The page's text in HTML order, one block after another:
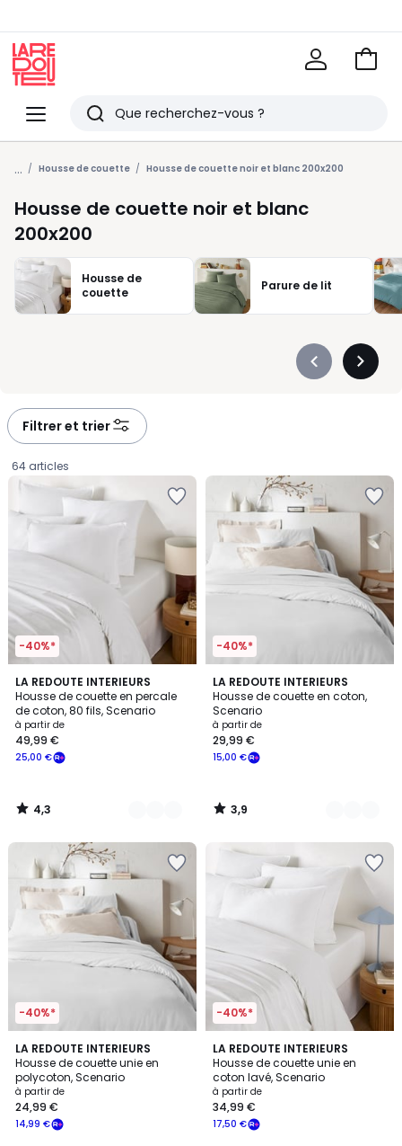
Menu
Redoute
Rechercher
Derniers
articles
vus
Voir
... Housse de couette Housse de couette noir et blanc 200x200
Housse de couette noir et blanc
200x200
Housse de
couette
Parure de lit
Précédent
Filtrer et trier
64 articles
-40%*
LA REDOUTE INTERIEURS
Housse de couette en percale
de coton, 80 fils, Scenario
Prix
à
partir
49,99
€
notre
programme
pour
payer
la
€.
à partir de
25,00 €
49,99 €
4,3
/ 5
19
Couleurs
4,3
/
-40%*
LA REDOUTE INTERIEURS
Housse de couette en coton,
Scenario
à partir de
15,00 €
29,99 €
3,9
/ 5
22
Couleurs
3,9
/
-40%*
LA REDOUTE INTERIEURS
Housse de couette unie en
polycoton, Scenario
à partir de
14,99 €
24,99 €
4
/
5
17
Couleurs
-40%*
LA REDOUTE INTERIEURS
Housse de couette unie en
coton lavé, Scenario
à partir de
17,50 €
34,99 €
4,2
/ 5
20
Couleurs